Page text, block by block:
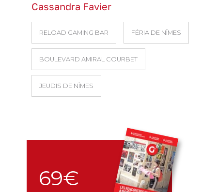
Cassandra Favier
RELOAD GAMING BAR FÉRIA DE NÎMES
BOULEVARD AMIRAL COURBET
JEUDIS DE NÎMES
69€